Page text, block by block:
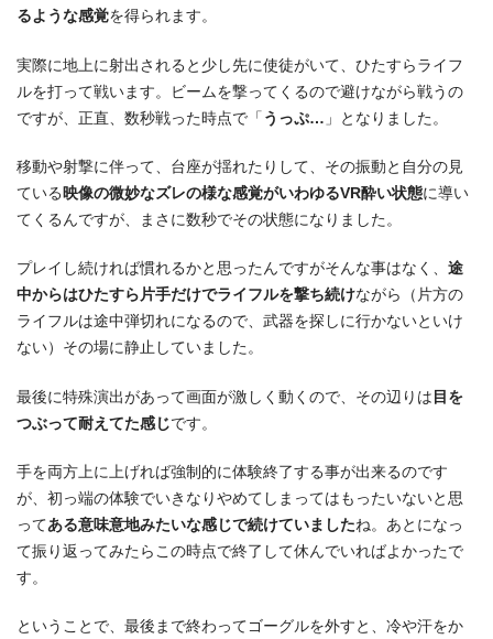
るような感覚を得られます。
実際に地上に射出されると少し先に使徒がいて、ひたすらライフ
ルを打って戦います。ビームを撃ってくるので避けながら戦うの
ですが、正直、数秒戦った時点で「 うっぷ… 」となりました。
移動や射撃に伴って、台座が揺れたりして、その振動と自分の見
ている 映像の微妙なズレの様な感覚がいわゆるVR酔い状態に導い
てくるんですが、まさに数秒でその状態になりました。
プレイし続ければ慣れるかと思ったんですがそんな事はなく、 途
中からはひたすら片手だけでライフルを撃ち続けながら（片方の
ライフルは途中弾切れになるので、武器を探しに行かないといけ
ない）その場に静止していました。
最後に特殊演出があって画面が激しく動くので、その辺りは 目を
つぶって耐えてた感じです。
手を両方上に上げれば強制的に体験終了する事が出来るのです
が、初っ端の体験でいきなりやめてしまってはもったいないと思
ってある意味意地みたいな感じで続けていましたね。あとになっ
て振り返ってみたらこの時点で終了して休んでいればよかったで
す。
ということで、最後まで終わってゴーグルを外すと、冷や汗をか